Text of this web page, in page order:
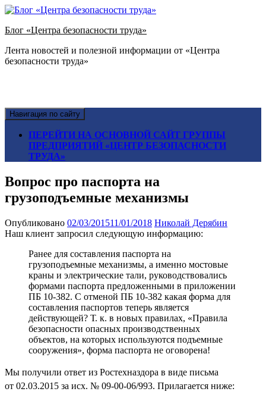
Блог «Центра безопасности труда»
Лента новостей и полезной информации от «Центра
безопасности труда»
Навигация по сайту
ПЕРЕЙТИ НА ОСНОВНОЙ САЙТ ГРУППЫ
ПРЕДПРИЯТИЙ «ЦЕНТР БЕЗОПАСНОСТИ
ТРУДА»
Вопрос про паспорта на
грузоподъемные механизмы
Опубликовано 02/03/201511/01/2018 Николай Дерябин
Наш клиент запросил следующую информацию:
Ранее для составления паспорта на
грузоподъемные механизмы, а именно мостовые
краны и электрические тали, руководствовались
формами паспорта предложенными в приложении
ПБ 10-382. С отменой ПБ 10-382 какая форма для
составления паспортов теперь является
действующей? Т. к. в новых правилах, «Правила
безопасности опасных производственных
объектов, на которых используются подъемные
сооружения», форма паспорта не оговорена!
Мы получили ответ из Ростехназдора в виде письма
от 02.03.2015 за исх. № 09-00-06/993. Прилагается ниже: